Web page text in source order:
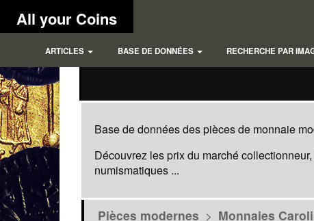
All your Coins
ARTICLES BASE DE DONNÉES RECHERCHE PAR
Base de données des pièces de monnaie
Découvrez les prix du marché
numismatiques ...
Pièces modernes > Monnaies